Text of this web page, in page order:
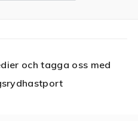
och tagga oss med